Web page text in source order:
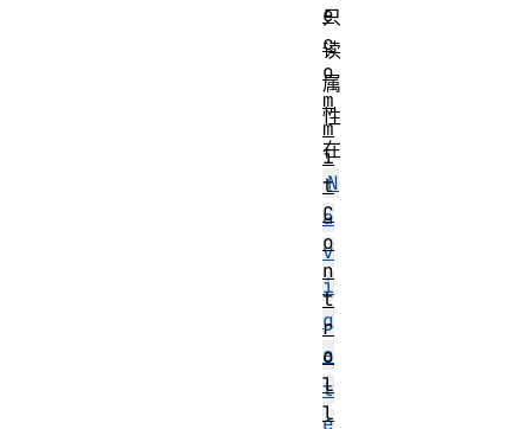
只
读
属
性
在
N
a
v
i
g
a
t
e
e
c
o
m
m
i
t
C
o
n
t
r
o
l
l